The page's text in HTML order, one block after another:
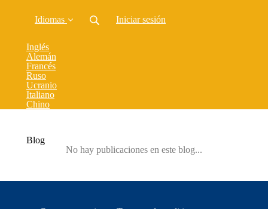
Idiomas
Inglés
Alemán
Francés
Ruso
Ucranio
Italiano
Chino
Iniciar sesión
Blog
No hay publicaciones en este blog...